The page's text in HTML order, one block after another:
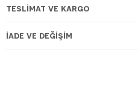
TESLIMAT VE KARGO
İADE VE DEĞIŞIM